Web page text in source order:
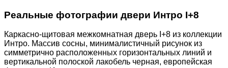
Реальные фотографии двери Интро I+8
Каркасно-щитовая межкомнатная дверь I+8 из коллекции
Интро. Массив сосны, минималистичный рисунок из
симметрично расположенных горизонтальных линий и
вертикальной полоской лакобель черная, европейская